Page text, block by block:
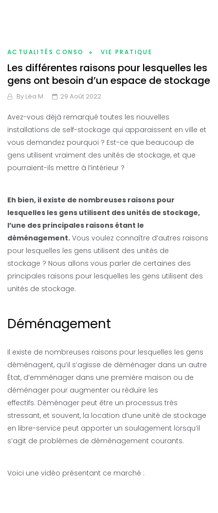
ACTUALITÉS CONSO VIE PRATIQUE
Les différentes raisons pour lesquelles les
gens ont besoin d’un espace de stockage
By Léa M. 29 Août 2022
Avez-vous déjà remarqué toutes les nouvelles
installations de self-stockage qui apparaissent en ville et
vous demandez pourquoi ? Est-ce que beaucoup de
gens utilisent vraiment des unités de stockage, et que
pourraient-ils mettre à l’intérieur ?
Eh bien, il existe de nombreuses raisons pour
lesquelles les gens utilisent des unités de stockage,
l’une des principales raisons étant le
déménagement. Vous voulez connaître d’autres raisons
pour lesquelles les gens utilisent des unités de
stockage ? Nous allons vous parler de certaines des
principales raisons pour lesquelles les gens utilisent des
unités de stockage.
Déménagement
Il existe de nombreuses raisons pour lesquelles les gens
déménagent, qu’il s’agisse de déménager dans un autre
État, d’emménager dans une première maison ou de
déménager pour augmenter ou réduire les
effectifs. Déménager peut être un processus très
stressant, et souvent, la location d’une unité de stockage
en libre-service peut apporter un soulagement lorsqu’il
s’agit de problèmes de déménagement courants.
Voici une vidéo présentant ce marché :